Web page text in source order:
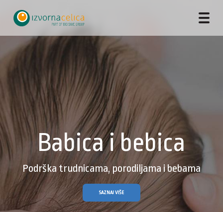
Babica i bebica
Podrška trudnicama, porodiljama i bebama
SAZNAJ VIŠE